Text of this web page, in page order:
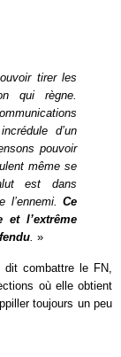
tirer les
qui règne.
d’un
pouvoir
même se
est dans
l’ennemi. Ce
l’extrême
»
dit combattre le FN,
où elle obtient
toujours un peu